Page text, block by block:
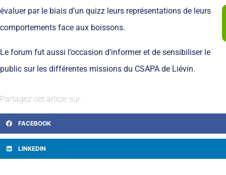
évaluer par le biais d’un quizz leurs représentations de leurs
comportements face aux boissons.
Le forum fut aussi l’occasion d’informer et de sensibiliser le
public sur les différentes missions du CSAPA de Liévin.
Partagez cet article sur :
FACEBOOK
LINKEDIN